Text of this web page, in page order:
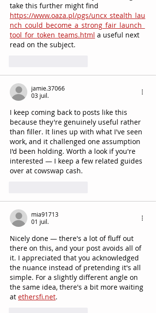
take this further might find
https://www.oaza.pl/pgs/uncx_stealth_lau
nch_could_become_a_strong_fair_launch_
tool_for_token_teams.html a useful next
read on the subject.
jamie.37066
03 juil.
I keep coming back to posts like this
because they're genuinely useful rather
than filler. It lines up with what I've seen
work, and it challenged one assumption
I'd been holding. Worth a look if you're
interested — I keep a few related guides
over at cowswap cash.
mia91713
01 juil.
Nicely done — there's a lot of fluff out
there on this, and your post avoids all of
it. I appreciated that you acknowledged
the nuance instead of pretending it's all
simple. For a slightly different angle on
the same idea, there's a bit more waiting
at ethersfi.net.